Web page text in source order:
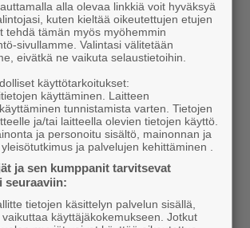
Tapahtuma
pöytään Nurmijärven Yrittäjien
yrittäjälounas jäsenyrittäjille joka
alla olevaa linkkiä voit hyväksyä
kuten kieltää oikeutettujen etujen
tehdä tämän myös myöhemmin
sivullamme. Valintasi välitetään
eivätkä ne vaikuta selaustietoihin.
käyttötarkoitukset:
käyttäminen. Laitteen
tunnistamista varten. Tietojen
ja/tai laitteella olevien tietojen käyttö.
ja personoitu sisältö, mainonnan ja
ja palvelujen kehittäminen .
ja sen kumppanit tarvitsevat
seuraaviin:
tietojen käsittelyn palvelun sisällä,
käyttäjäkokemukseen. Jotkut